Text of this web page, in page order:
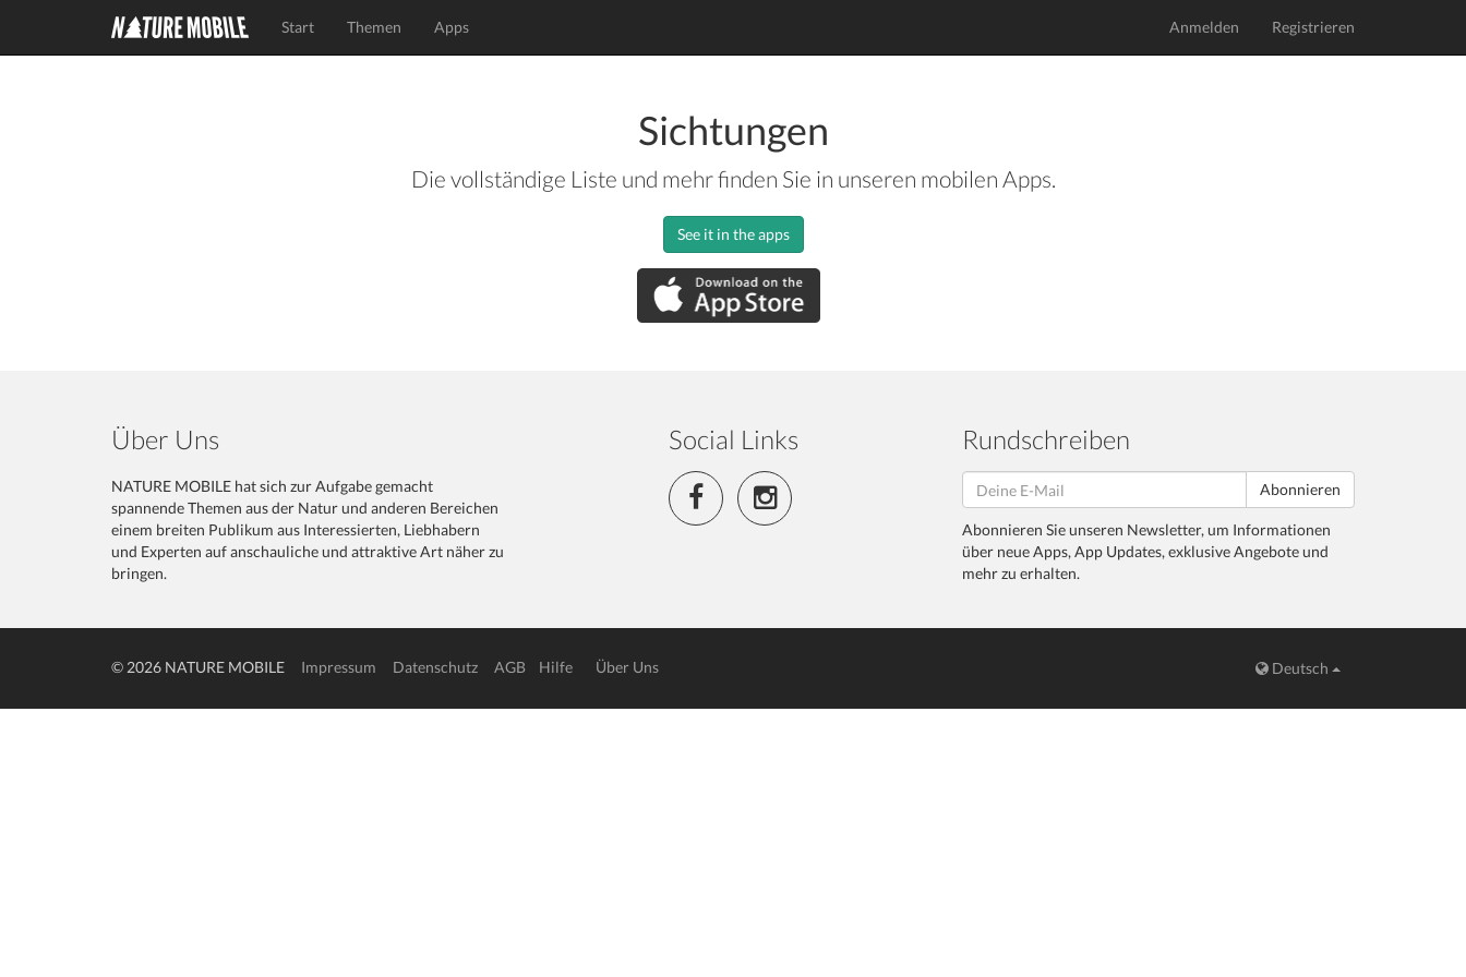
Start Themen Apps Anmelden Registrieren
Sichtungen
Die vollständige Liste und mehr finden Sie in unseren mobilen Apps.
See it in the apps
Über Uns
NATURE MOBILE hat sich zur Aufgabe gemacht
spannende Themen aus der Natur und anderen Bereichen
einem breiten Publikum aus Interessierten, Liebhabern
und Experten auf anschauliche und attraktive Art näher zu
bringen.
Social Links Rundschreiben
Abonnieren
Abonnieren Sie unseren Newsletter, um Informationen
über neue Apps, App Updates, exklusive Angebote und
mehr zu erhalten.
© 2026 NATURE MOBILE Impressum Datenschutz AGB Hilfe Über Uns Deutsch